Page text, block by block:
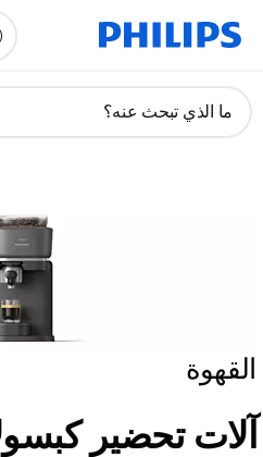
دعم
ما الذي تبحث عنه؟
القهوة
آلات تحضير